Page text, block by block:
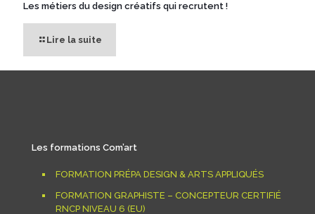
Les métiers du design créatifs qui recrutent !
Lire la suite
Les formations Com’art
FORMATION PRÉPA DESIGN & ARTS APPLIQUÉS
FORMATION GRAPHISTE – CONCEPTEUR CERTIFIÉ
RNCP NIVEAU 6 (EU)